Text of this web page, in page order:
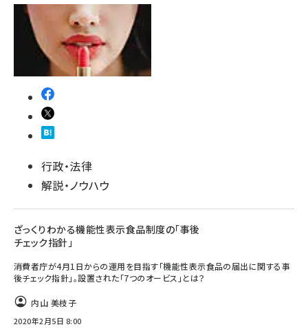
行政・法律
解説・ノウハウ
ざっくりわかる機能性表示食品制度の「事後
チェック指針」
消費者庁が4月1日からの運用を目指す「機能性表示食品の届出に関する事
後チェック指針」。設置された「7つのオービス」とは？
内山 美枝子
2020年2月5日 8:00